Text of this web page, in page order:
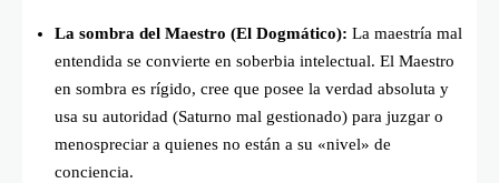
La sombra del Maestro (El Dogmático): La maestría mal
entendida se convierte en soberbia intelectual. El Maestro
en sombra es rígido, cree que posee la verdad absoluta y
usa su autoridad (Saturno mal gestionado) para juzgar o
menospreciar a quienes no están a su «nivel» de
conciencia.